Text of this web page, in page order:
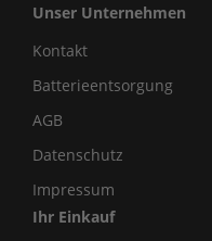
Unser Unternehmen
Kontakt
Batterieentsorgung
AGB
Datenschutz
Impressum
Ihr Einkauf